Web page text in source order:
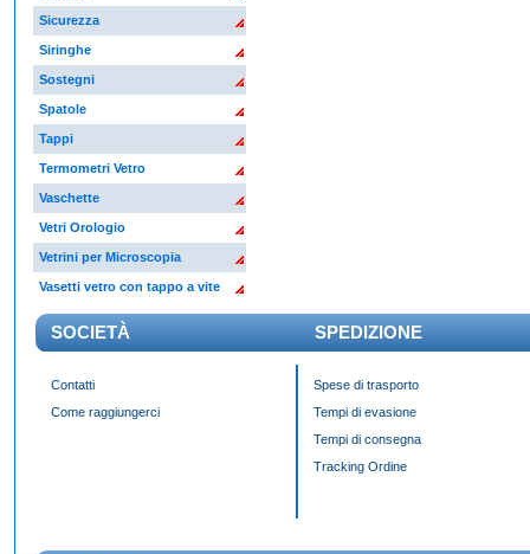
Sicurezza
Siringhe
Sostegni
Spatole
Tappi
Termometri Vetro
Vaschette
Vetri Orologio
Vetrini per Microscopia
Vasetti vetro con tappo a vite
SOCIETÀ SPEDIZIONE
Contatti
Come raggiungerci
Spese di trasporto
Tempi di evasione
Tempi di consegna
Tracking Ordine